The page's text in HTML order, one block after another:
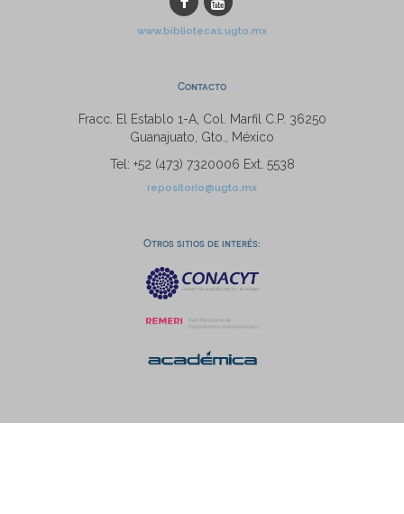
www.bibliotecas.ugto.mx
Contacto
Fracc. El Establo 1-A, Col. Marfil C.P. 36250
Guanajuato, Gto., México
Tel: +52 (473) 7320006 Ext. 5538
repositorio@ugto.mx
Otros sitios de interés: